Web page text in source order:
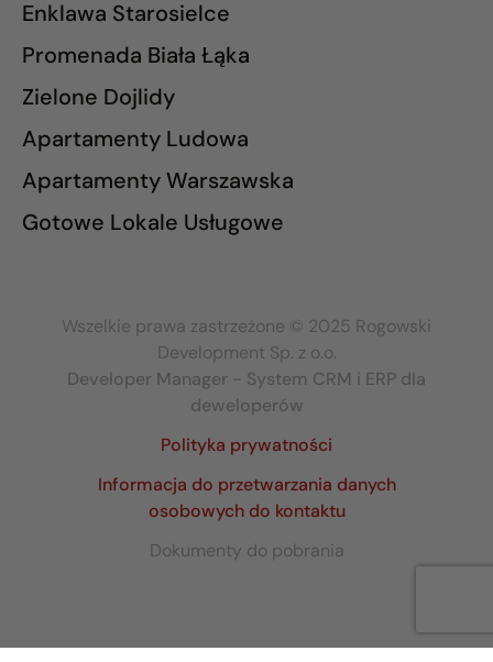
Enklawa Starosielce
Promenada Biała Łąka
Zielone Dojlidy
Apartamenty Ludowa
Apartamenty Warszawska
Gotowe Lokale Usługowe
Wszelkie prawa zastrzeżone © 2025 Rogowski
Development Sp. z o.o.
Developer Manager - System CRM i ERP dla
deweloperów
Polityka prywatności
Informacja do przetwarzania danych
osobowych do kontaktu
Dokumenty do pobrania